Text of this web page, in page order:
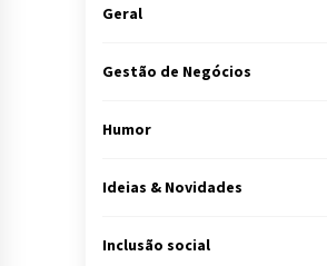
Geral
Gestão de Negócios
Humor
Ideias & Novidades
Inclusão social